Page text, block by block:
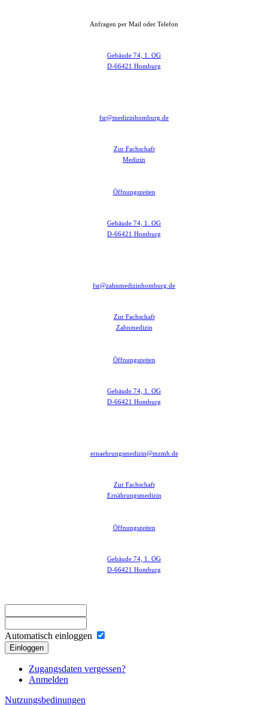
Anfragen per Mail oder Telefon
Gebäude 74, 1. OG
D-66421 Homburg
fsr@medizinhomburg.de
Zur Fachschaft
Medizin
Öffnungszeiten
Gebäude 74, 1. OG
D-66421 Homburg
fsr@zahnmedizinhomburg.de
Zur Fachschaft
Zahnmedizin
Öffnungszeiten
Gebäude 74, 1. OG
D-66421 Homburg
ernaehrungsmedizin@mzmh.de
Zur Fachschaft
Ernährungsmedizin
Öffnungszeiten
Gebäude 74, 1. OG
D-66421 Homburg
Automatisch einloggen
Einloggen
Zugangsdaten vergessen?
Anmelden
Nutzungsbedinungen